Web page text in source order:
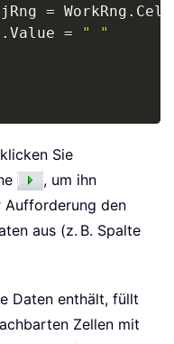
= WorkRng .
. Value =
" "
Sie
, um ihn
Aufforderung den
aus (z. B. Spalte
Daten enthält, füllt
Zellen mit